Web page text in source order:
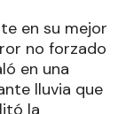
en su mejor
no forzado
en una
lluvia que
la